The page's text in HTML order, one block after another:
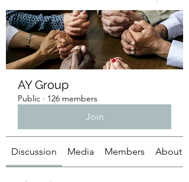
AY Group
Public · 126 members
Join
Discussion Media Members About